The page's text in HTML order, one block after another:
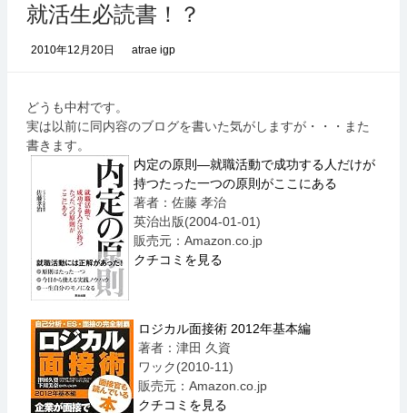
就活生必読書！？
2010年12月20日 atrae igp
どうも中村です。
実は以前に同内容のブログを書いた気がしますが・・・また
書きます。
内定の原則―就職活動で成功する人だけが
持つたった一つの原則がここにある
著者：佐藤 孝治
英治出版(2004-01-01)
販売元：Amazon.co.jp
クチコミを見る
ロジカル面接術 2012年基本編
著者：津田 久資
ワック(2010-11)
販売元：Amazon.co.jp
クチコミを見る